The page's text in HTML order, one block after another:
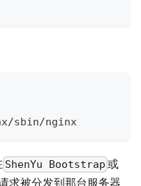
sbin/nginx
ShenYu Bootstrap 或
求被分发到那台服务器